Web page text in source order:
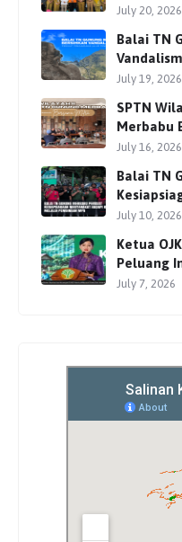
Bersama
July 20, 2026
Balai TN
July 19, 2026
SPTN
Merbabu
Wisata
July 16, 2026
Balai TN
Karhutla
July 10, 2026
Ketua
Peluang
July 7, 2026